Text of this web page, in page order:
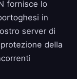
fornisce lo
in
server di
della